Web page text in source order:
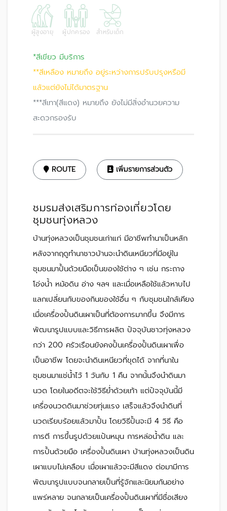
ผู้สูงอายุ ผู้ปกครอง สำหรับเด็ก
*สีเขียว มีบริการ
**สีเหลือง หมายถึง อยู่ระหว่างการปรับปรุงหรือมี
แล้วแต่ยังไม่ได้มาตรฐาน
***สีเทา(สีแดง) หมายถึง ยังไม่มีสิ่งอำนวยความ
สะดวกรองรับ
ROUTE เพิ่มรายการส่วนตัว
ชมรมส่งเสริมการท่องเที่ยวโดย
ชุมชนทุ่งหลวง
บ้านทุ่งหลวงเป็นชุมชนเก่าแก่ มีอาชีพทำนาเป็นหลัก
หลังจากฤดูทำนาชาวบ้านจะนำดินเหนียวที่มีอยู่ใน
ชุมชนมาปั้นด้วยมือเป็นของใช้ต่าง ๆ เช่น กระถาง
โอ่งน้ำ หม้อดิน อ่าง ฯลฯ และเมื่อเหลือใช้แล้วหาบไป
แลกเปลี่ยนกับของกินของใช้อื่น ๆ กับชุมชนใกล้เคียง
เมื่อเครื่องปั้นดินเผาเป็นที่ต้องการมากขึ้น จึงมีการ
พัฒนารูปแบบและวิธีการผลิต ปัจจุบันชาวทุ่งหลวง
กว่า 200 ครัวเรือนยังคงปั้นเครื่องปั้นดินเผาเพื่อ
เป็นอาชีพ โดยจะนำดินเหนียวที่ขุดได้ จากที่นาใน
ชุมชนมาแช่น้ำไว้ 1 วันกับ 1 คืน จากนั้นจึงนำดินมา
นวด โดยในอดีตจะใช้วิธีย่ำด้วยเท้า แต่ปัจจุบันนี้มี
เครื่องนวดดินมาช่วยทุ่นแรง เสร็จแล้วจึงนำดินที่
นวดเรียบร้อยแล้วมาปั้น โดยวิธีปั้นจะมี 4 วิธี คือ
การตี การขึ้นรูปด้วยแป้นหมุน การหล่อน้ำดิน และ
การปั้นด้วยมือ เครื่องปั้นดินเผา บ้านทุ่งหลวงเป็นดิน
เผาแบบไม่เคลือบ เมื่อเผาแล้วจะมีสีแดง ต่อมามีการ
พัฒนารูปแบบจนกลายเป็นที่รู้จักและนิยมกันอย่าง
แพร่หลาย จนกลายเป็นเครื่องปั้นดินเผาที่มีชื่อเสียง